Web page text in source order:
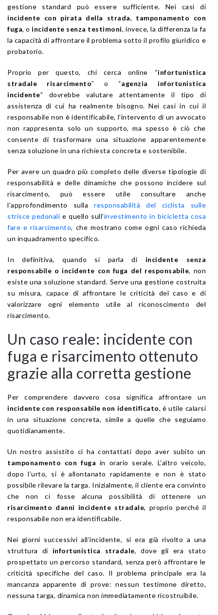
gestione standard può essere sufficiente. Nei casi di
incidente con pirata della strada, tamponamento con
fuga, o incidente senza testimoni, invece, la differenza la fa
la capacità di affrontare il problema sotto il profilo giuridico e
probatorio.
Proprio per questo, chi cerca online “infortunistica
stradale risarcimento” o “agenzia infortunistica
incidente” dovrebbe valutare attentamente il tipo di
assistenza di cui ha realmente bisogno. Nei casi in cui il
responsabile non è identificabile, l’intervento di un avvocato
non rappresenta solo un supporto, ma spesso è ciò che
consente di trasformare una situazione apparentemente
senza soluzione in una richiesta concreta e sostenibile.
Per avere un quadro più completo delle diverse tipologie di
responsabilità e delle dinamiche che possono incidere sul
risarcimento, può essere utile consultare anche
l’approfondimento sulla responsabilità del ciclista sulle
strisce pedonali e quello sull’investimento in bicicletta cosa
fare e risarcimento, che mostrano come ogni caso richieda
un inquadramento specifico.
In definitiva, quando si parla di incidente senza
responsabile o incidente con fuga del responsabile, non
esiste una soluzione standard. Serve una gestione costruita
su misura, capace di affrontare le criticità del caso e di
valorizzare ogni elemento utile al riconoscimento del
risarcimento.
Un caso reale: incidente con
fuga e risarcimento ottenuto
grazie alla corretta gestione
Per comprendere davvero cosa significa affrontare un
incidente con responsabile non identificato, è utile calarsi
in una situazione concreta, simile a quelle che seguiamo
quotidianamente.
Un nostro assistito ci ha contattati dopo aver subito un
tamponamento con fuga in orario serale. L’altro veicolo,
dopo l’urto, si è allontanato rapidamente e non è stato
possibile rilevare la targa. Inizialmente, il cliente era convinto
che non ci fosse alcuna possibilità di ottenere un
risarcimento danni incidente stradale, proprio perché il
responsabile non era identificabile.
Nei giorni successivi all’incidente, si era già rivolto a una
struttura di infortunistica stradale, dove gli era stato
prospettato un percorso standard, senza però affrontare le
criticità specifiche del caso. Il problema principale era la
mancanza apparente di prove: nessun testimone diretto,
nessuna targa, dinamica non immediatamente ricostruibile.